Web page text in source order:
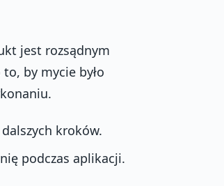
jest rozsądnym
by mycie było
kroków.
podczas aplikacji.